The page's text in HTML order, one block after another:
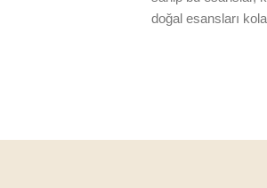
doğal esansları